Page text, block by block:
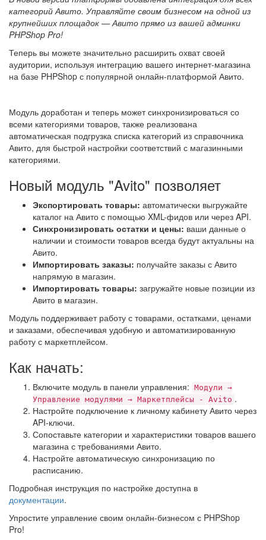
категорий Авито. Управляйте своим бизнесом на одной из
крупнейших площадок — Авито прямо из вашей админки
PHPShop Pro!
Теперь вы можете значительно расширить охват своей
аудитории, используя интеграцию вашего интернет-магазина
на базе PHPShop с популярной онлайн-платформой Авито.
Модуль доработан и теперь может синхронизироваться со
всеми категориями товаров, также реализована
автоматическая подгрузка списка категорий из справочника
Авито, для быстрой настройки соответствий с магазинными
категориями.
Новый модуль "Avito" позволяет
Экспортировать товары: автоматически выгружайте
каталог на Авито с помощью XML-фидов или через API.
Синхронизировать остатки и цены: ваши данные о
наличии и стоимости товаров всегда будут актуальны на
Авито.
Импортировать заказы: получайте заказы с Авито
напрямую в магазин.
Импортировать товары: загружайте новые позиции из
Авито в магазин.
Модуль поддерживает работу с товарами, остатками, ценами
и заказами, обеспечивая удобную и автоматизированную
работу с маркетплейсом.
Как начать:
Включите модуль в панели управления: Модули →
Управление модулями → Маркетплейсы - Avito .
Настройте подключение к личному кабинету Авито через
API-ключи.
Сопоставьте категории и характеристики товаров вашего
магазина с требованиями Авито.
Настройте автоматическую синхронизацию по
расписанию.
Подробная инструкция по настройке доступна в
документации.
Упростите управление своим онлайн-бизнесом с PHPShop
Pro!